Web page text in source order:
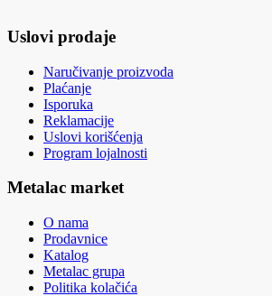
Uslovi prodaje
Naručivanje proizvoda
Plaćanje
Isporuka
Reklamacije
Uslovi korišćenja
Program lojalnosti
Metalac market
O nama
Prodavnice
Katalog
Metalac grupa
Politika kolačića